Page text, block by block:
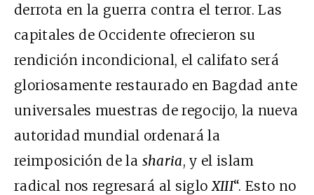
derrota en la guerra contra el terror. Las
capitales de Occidente ofrecieron su
rendición incondicional, el califato será
gloriosamente restaurado en Bagdad ante
universales muestras de regocijo, la nueva
autoridad mundial ordenará la
reimposición de la sharia, y el islam
radical nos regresará al sigloXIII“. Esto no